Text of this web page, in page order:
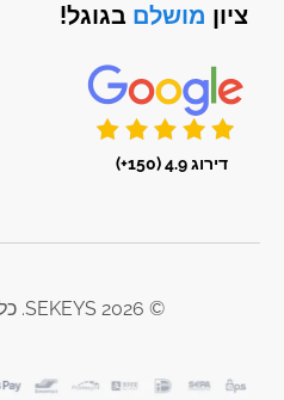
ציון מושלם בגוגל!
דירוג 4.9 (150+)
© 2026 SEKEYS. כל הזכויות שמורות.